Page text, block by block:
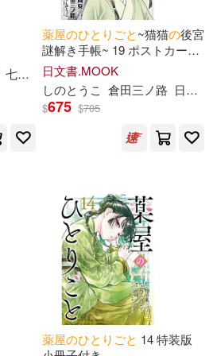
七緒一綺 日向夏
薬屋のひと り ごと~猫猫の後宮
謎解き手帳~ 19 ポストカード
セット付特装版
日文書.MOOK
しのと うこ 倉田三ノ路 日向夏
$675 $705
薬屋のひと り ごと 14 特装版